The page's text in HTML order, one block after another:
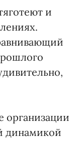
и
динамикой